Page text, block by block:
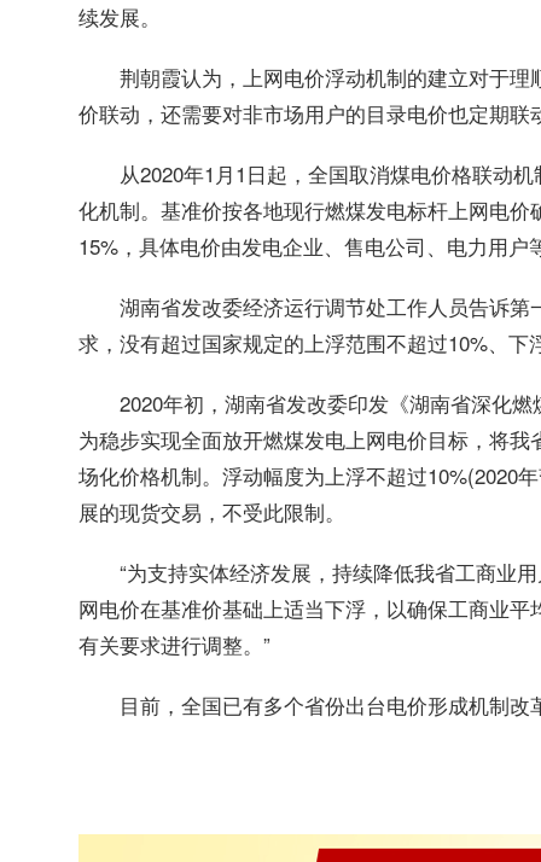
续发展。
荆朝霞认为，上网电价浮动机制的建立对于
价联动，还需要对非市场用户的目录电价也定期
从2020年1月1日起，全国取消煤电价格联动
化机制。基准价按各地现行燃煤发电标杆上网电
15%，具体电价由发电企业、售电公司、电力用
湖南省发改委经济运行调节处工作人员告诉
求，没有超过国家规定的上浮范围不超过10%、下
2020年初，湖南省发改委印发《湖南省深化
为稳步实现全面放开燃煤发电上网电价目标，将
场化价格机制。浮动幅度为上浮不超过10%(2020
展的现货交易，不受此限制。
“为支持实体经济发展，持续降低我省工商业
网电价在基准价基础上适当下浮，以确保工商业
有关要求进行调整。”
目前，全国已有多个省份出台电价形成机制改